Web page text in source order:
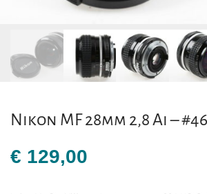
Nikon MF 28mm 2,8 Ai –
€ 129,00